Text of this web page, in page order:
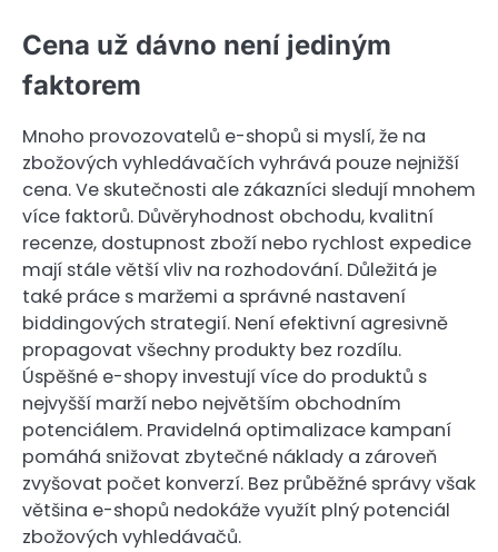
Cena už dávno není jediným
faktorem
Mnoho provozovatelů e-shopů si myslí, že na
zbožových vyhledávačích vyhrává pouze nejnižší
cena. Ve skutečnosti ale zákazníci sledují mnohem
více faktorů. Důvěryhodnost obchodu, kvalitní
recenze, dostupnost zboží nebo rychlost expedice
mají stále větší vliv na rozhodování. Důležitá je
také práce s maržemi a správné nastavení
biddingových strategií. Není efektivní agresivně
propagovat všechny produkty bez rozdílu.
Úspěšné e-shopy investují více do produktů s
nejvyšší marží nebo největším obchodním
potenciálem. Pravidelná optimalizace kampaní
pomáhá snižovat zbytečné náklady a zároveň
zvyšovat počet konverzí. Bez průběžné správy však
většina e-shopů nedokáže využít plný potenciál
zbožových vyhledávačů.